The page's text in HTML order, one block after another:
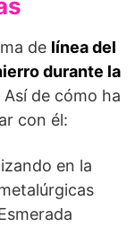
de línea del
durante la
Así de cómo ha
con él:
en la